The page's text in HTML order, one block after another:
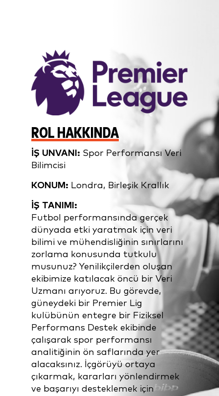
ROL HAKKINDA
İŞ UNVANI: Spor Performansı Veri
Bilimcisi
KONUM: Londra, Birleşik Krallık
İŞ TANIMI:
Futbol performansında gerçek
dünyada etki yaratmak için veri
bilimi ve mühendisliğinin sınırlarını
zorlama konusunda tutkulu
musunuz? Yenilikçilerden oluşan
ekibimize katılacak öncü bir Veri
Uzmanı arıyoruz. Bu görevde,
güneydeki bir Premier Lig
kulübünün entegre bir Fiziksel
Performans Destek ekibinde
çalışarak spor performansı
analitiğinin ön saflarında yer
alacaksınız. İçgörüyü ortaya
çıkarmak, kararları yönlendirmek
ve başarıyı desteklemek için